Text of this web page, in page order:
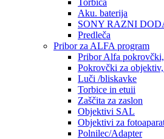
Aku. baterija
SONY RAZNI
Predleča
Pribor za ALFA program
Pribor Alfa
Pokrovčki za
Luči /bliskavke
Torbice in etuii
Zaščita za zaslon
Objektivi SAL
Objektivi za
Polnilec/Adapter